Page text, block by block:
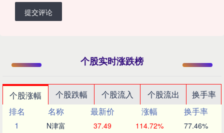
提交评论
个股实时涨跌榜
个股涨幅 个股跌幅 个股流入 个股流出
换手率
排名
名称 最新价 涨幅
换手率
1
N津富 37.49 114.72% 77.46%